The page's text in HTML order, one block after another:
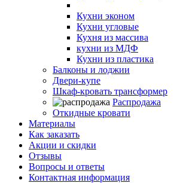
Кухни эконом
Кухни угловые
Кухня из массива
кухни из МДФ
Кухни из пластика
Балконы и лоджии
Двери-купе
Шкаф-кровать трансформер
Распродажа
Откидные кровати
Материалы
Как заказать
Акции и скидки
Отзывы
Вопросы и ответы
Контактная информация